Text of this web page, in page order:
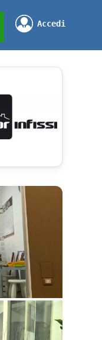
Accedi